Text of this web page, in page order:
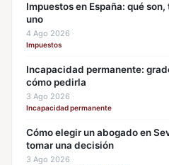
Impuestos en España: qué
uno
4 Ago 2026 ·
Impuestos
Incapacidad permanente:
cómo pedirla
3 Ago 2026 ·
Incapacidad permanente
Cómo elegir un abogado en
tomar una decisión
3 Ago 2026 ·